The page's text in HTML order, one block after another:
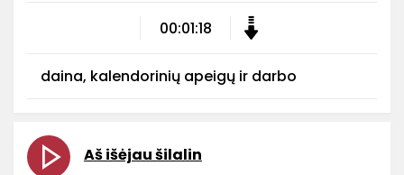
00:01:18
daina, kalendorinių apeigų ir darbo
Aš išėjau šilalin